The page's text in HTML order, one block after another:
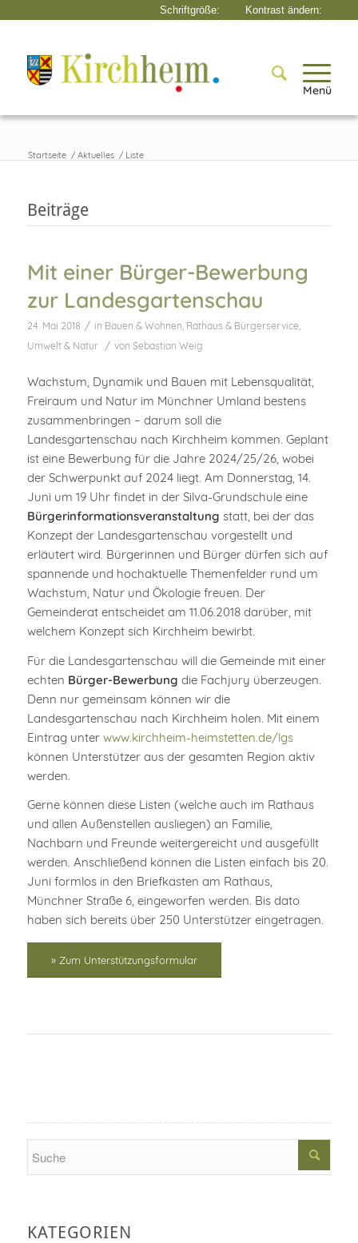
Menü
Startseite / Aktuelles / Liste
Beiträge
Mit einer Bürger-Bewerbung
zur Landesgartenschau
24. Mai 2018 / in Bauen & Wohnen, Rathaus & Bürgerservice,
Umwelt & Natur
/ von Sebastian Weig
Wachstum, Dynamik und Bauen mit Lebensqualität,
Freiraum und Natur im Münchner Umland bestens
zusammenbringen – darum soll die
Landesgartenschau nach Kirchheim kommen. Geplant
ist eine Bewerbung für die Jahre 2024/25/26, wobei
der Schwerpunkt auf 2024 liegt. Am Donnerstag, 14.
Juni um 19 Uhr findet in der Silva-Grundschule eine
Bürgerinformationsveranstaltung statt, bei der das
Konzept der Landesgartenschau vorgestellt und
erläutert wird. Bürgerinnen und Bürger dürfen sich auf
spannende und hochaktuelle Themenfelder rund um
Wachstum, Natur und Ökologie freuen. Der
Gemeinderat entscheidet am 11.06.2018 darüber, mit
welchem Konzept sich Kirchheim bewirbt.
Für die Landesgartenschau will die Gemeinde mit einer
echten Bürger-Bewerbung die Fachjury überzeugen.
Denn nur gemeinsam können wir die
Landesgartenschau nach Kirchheim holen. Mit einem
Eintrag unter www.kirchheim-heimstetten.de/lgs
können Unterstützer aus der gesamten Region aktiv
werden.
Gerne können diese Listen (welche auch im Rathaus
und allen Außenstellen ausliegen) an Familie,
Nachbarn und Freunde weitergereicht und ausgefüllt
werden. Anschließend können die Listen einfach bis 20.
Juni formlos in den Briefkasten am Rathaus,
Münchner Straße 6, eingeworfen werden. Bis dato
haben sich bereits über 250 Unterstützer eingetragen.
» Zum Unterstützungsformular
KATEGORIEN